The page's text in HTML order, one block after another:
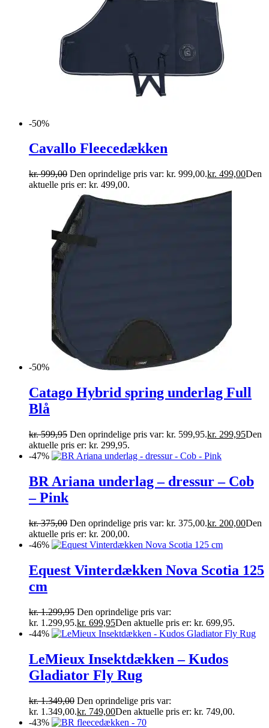
-50%
Cavallo Fleecedækken
kr.999,00 Den oprindelige pris var: kr. 999,00.kr. 499,00Den
aktuelle pris er: kr. 499,00.
-50%
Catago Hybrid spring underlag Full
Blå
kr.599,95 Den oprindelige pris var: kr. 599,95.kr. 299,95Den
aktuelle pris er: kr. 299,95.
-47%
BR Ariana underlag – dressur – Cob
– Pink
kr.375,00 Den oprindelige pris var: kr. 375,00.kr. 200,00Den
aktuelle pris er: kr. 200,00.
-46%
Equest Vinterdækken Nova Scotia 125
cm
kr.1.299,95 Den oprindelige pris var:
kr. 1.299,95.kr. 699,95Den aktuelle pris er: kr. 699,95.
-44%
LeMieux Insektdækken – Kudos
Gladiator Fly Rug
kr.1.349,00 Den oprindelige pris var:
kr. 1.349,00.kr. 749,00Den aktuelle pris er: kr. 749,00.
-43%